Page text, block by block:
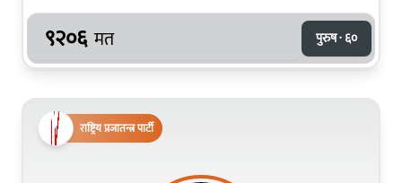
९२०६ मत पुरुष · ६०
राष्ट्रिय प्रजातन्त्र पार्टी